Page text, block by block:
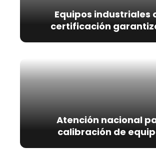
Equipos industriales
certificación
Atención nacional
calibración de